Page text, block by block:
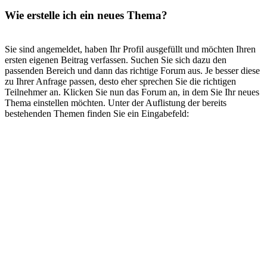
Wie erstelle ich ein neues Thema?
Sie sind angemeldet, haben Ihr Profil ausgefüllt und möchten Ihren
ersten eigenen Beitrag verfassen. Suchen Sie sich dazu den
passenden Bereich und dann das richtige Forum aus. Je besser diese
zu Ihrer Anfrage passen, desto eher sprechen Sie die richtigen
Teilnehmer an. Klicken Sie nun das Forum an, in dem Sie Ihr neues
Thema einstellen möchten. Unter der Auflistung der bereits
bestehenden Themen finden Sie ein Eingabefeld: